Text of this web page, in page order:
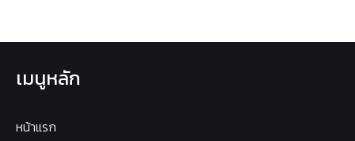
เมนูหลัก
หน้าแรก